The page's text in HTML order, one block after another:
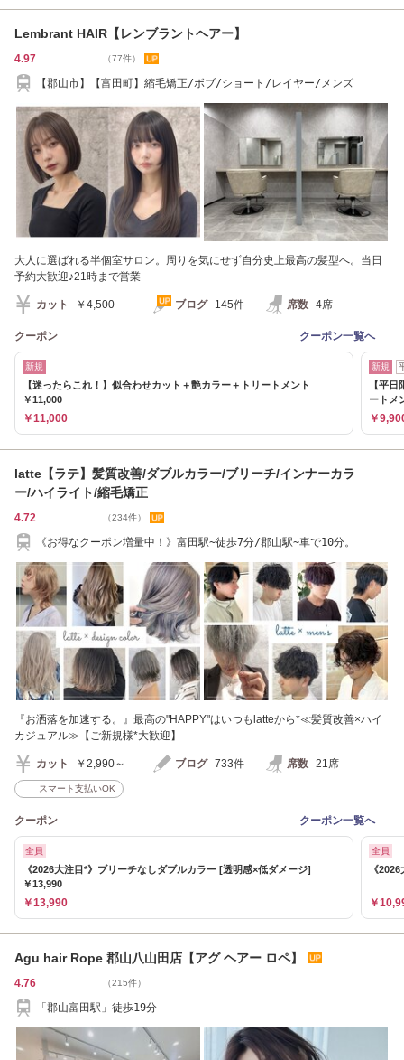
Lembrant HAIR【レンブラントヘアー】
4.97 （77件）
【郡山市】【富田町】縮毛矯正/ボブ/ショート/レイヤー/メンズ
大人に選ばれる半個室サロン。周りを気にせず自分史上最高の髪型へ。当日
予約大歓迎♪21時まで営業
カット ￥4,500 ブログ 145件 席数 4席
クーポン クーポン一覧へ
新規
【迷ったらこれ！】似合わせカット＋艶カラー＋トリートメント
￥11,000
￥11,000
新規
【平
ートメ
￥
latte【ラテ】髪質改善/ダブルカラー/ブリーチ/インナーカラ
ー/ハイライト/縮毛矯正
4.72 （234件）
《お得なクーポン増量中！》富田駅~徒歩7分/郡山駅~車で10分。
『お洒落を加速する。』最高の"HAPPY"はいつもlatteから*≪髪質改善×ハイ
カジュアル≫【ご新規様*大歓迎】
カット ￥2,990～ ブログ 733件 席数 21席
スマート支払いOK
クーポン クーポン一覧へ
全員
《2026大注目*》ブリーチなしダブルカラー [透明感×低ダメージ]
￥13,990
￥13,990
全員
《
￥
Agu hair Rope 郡山八山田店【アグ ヘアー ロペ】
4.76 （215件）
「郡山富田駅」徒歩19分